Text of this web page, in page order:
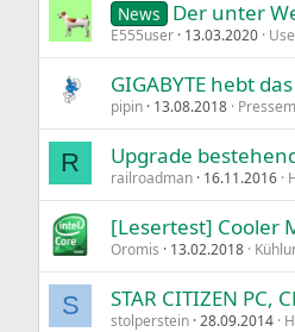
News Der unter
E555user 13.03.2020
GIGABYTE hebt
pipin 13.08.2018
R Upgrade
railroadman 16.11.2016
[Lesertest] Cooler
Oromis 13.02.2018
S STAR CITIZEN PC,
stolperstein 28.09.2014